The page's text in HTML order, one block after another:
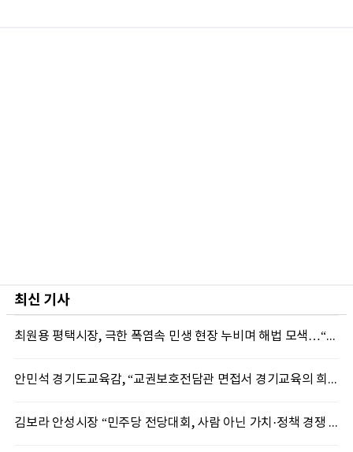
최신 기사
최원용 평택시장, 극한 폭염속 민생 현장 누비며 해법 모색…“현장에 답 있다”
안민석 경기도교육감, “교권보호전담관 면접서 경기교육의 희망 봤다”
김보라 안성시장 “민주당 전당대회, 사람 아닌 가치·정책 경쟁 돼야”